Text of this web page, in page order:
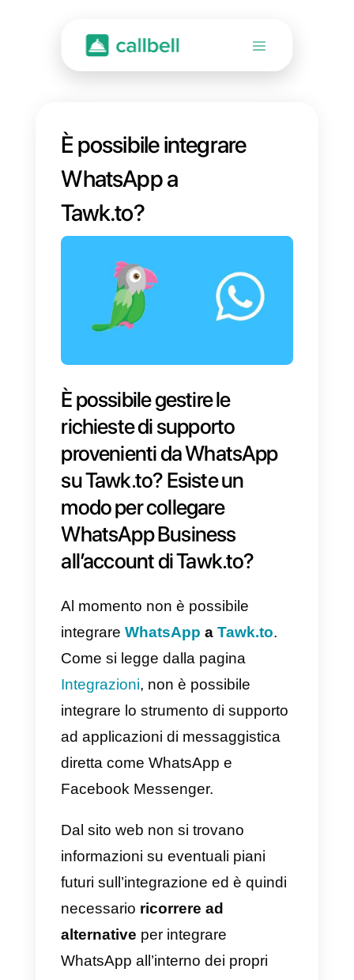
È possibile integrare
WhatsApp a
Tawk.to?
È possibile gestire le
richieste di supporto
provenienti da WhatsApp
modo per collegare
WhatsApp Business
all’account di Tawk.to?
Al momento non è possibile
WhatsApp
Integrazioni, non è possibile
integrare lo strumento di supporto
ad applicazioni di messaggistica
diretta come WhatsApp e
Facebook Messenger.